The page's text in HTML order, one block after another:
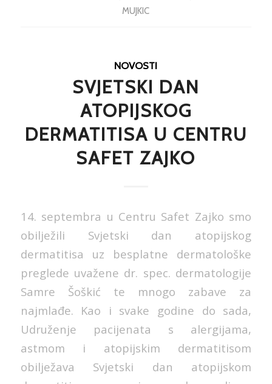
MUJKIC
NOVOSTI
SVJETSKI DAN
ATOPIJSKOG
DERMATITISA U CENTRU
SAFET ZAJKO
14. septembra u Centru Safet Zajko smo
obilježili Svjetski dan atopijskog
dermatitisa uz besplatne dermatološke
preglede uvažene dr. spec. dermatologije
Samre Šoškić te mnogo zabave za
najmlađe. Kao i svake godine do sada,
Udruženje pacijenata s alergijama,
astmom i atopijskim dermatitisom
obilježava Svjetski dan atopijskom